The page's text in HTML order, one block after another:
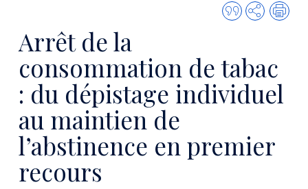
Citer
cette
Partager
Arrêt de la
consommation de tabac
: du dépistage individuel
au maintien de
l’abstinence en premier
recours